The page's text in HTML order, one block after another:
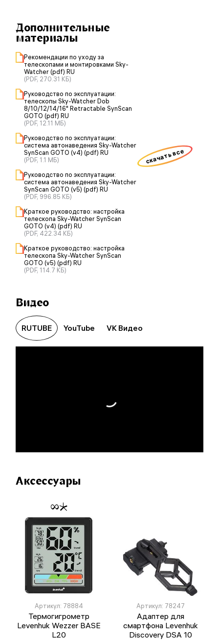
Дополнительные
материалы
Рекомендации по уходу за
телескопами и монтировками Sky-
Watcher (pdf) RU
(PDF, 270.31 КБ)
Руководство по эксплуатации:
телескопы Sky-Watcher Dob
8/10/12/14/16" Retractable SynScan
GOTO (pdf) RU
(PDF, 12.11 МБ)
Руководство по эксплуатации:
система автонаведения Sky-Watcher
SynScan GOTO (v4) (pdf) RU
(PDF, 1.1 МБ)
Руководство по эксплуатации:
система автонаведения Sky-Watcher
SynScan GOTO (v5) (pdf) RU
(PDF, 996.85 КБ)
Краткое руководство: настройка
телескопа Sky-Watcher SynScan
GOTO (v4) (pdf) RU
(PDF, 422.34 КБ)
Краткое руководство: настройка
телескопа Sky-Watcher SynScan
GOTO (v5) (pdf) RU
(PDF, 114.7 КБ)
скачать все
Видео
RUTUBE YouTube VK Видео
Аксессуары
Артикул: 78884
Термогигрометр
Levenhuk Wezzer BASE
L20
Артикул: 78247
Адаптер для
смартфона Levenhuk
Discovery DSA 10